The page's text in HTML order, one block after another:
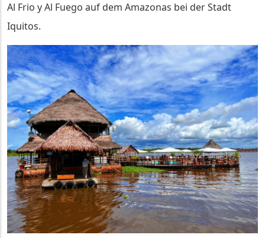
Al Frio y Al Fuego auf dem Amazonas bei der Stadt
Iquitos.